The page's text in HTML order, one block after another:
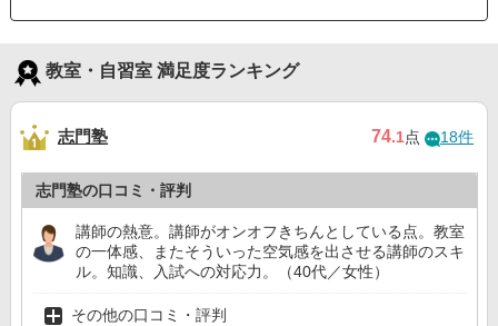
教室・自習室 満足度ランキング
志門塾 74.1点 18件
志門塾の口コミ・評判
講師の熱意。講師がオンオフきちんとしている点。教室
の一体感、またそういった空気感を出させる講師のスキ
ル。知識、入試への対応力。（40代／女性）
その他の口コミ・評判